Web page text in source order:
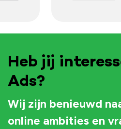
Heb jij
Ads?
Wij zijn benieuwd
online ambities en